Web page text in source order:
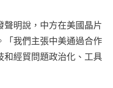
聲明說，中方在美國晶片
「我們主張中美通過合作
和經貿問題政治化、工具